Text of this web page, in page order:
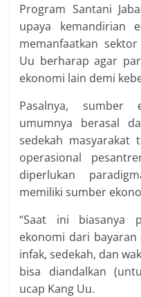
Program Santani
upaya kemandirian
memanfaatkan
Uu berharap agar
ekonomi lain demi
Pasalnya, sumber
umumnya berasal
sedekah masyarakat
operasional
diperlukan
memiliki sumber
“Saat ini biasanya
ekonomi dari bayaran
infak, sedekah, dan
bisa diandalkan
ucap Kang Uu.